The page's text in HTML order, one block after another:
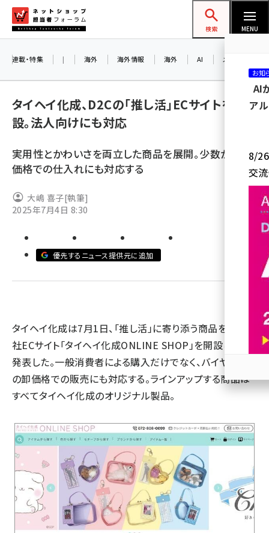
ン
ネットショップ担当者フォーラム
検索 MENU
yahoo (1894)
ecbeing (1203)
base (1068)
連載・特集 | 海外 海外情報 海外 AI メタバース
タイヘイ化成、D2Cの「推し活」ECサイトを開
設。法人向けにも対応
実用性とかわいさを両立した商品を展開。少数から卸
価格での仕入れにも対応する
大嶋 喜子[執筆]
2025年7月4日 8:30
優先するニュース提供元に追加
タイヘイ化成は7月1日、「推し活」に寄り添う商品を扱う自
社ECサイト「タイヘイ化成ONLINE SHOP」を開設したと
発表した。一般消費者による購入だけでなく、バイヤーへ
の卸価格での販売にも対応する。ラインアップする商品は
すべてタイヘイ化成のオリジナル製品。
お知
AI
ア
8/26
交
参